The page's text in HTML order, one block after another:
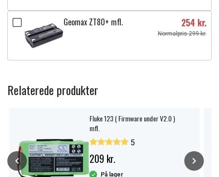
Geomax ZT80+ mfl. 254 kr.
Normalpris 299 kr.
Relaterede produkter
Fluke 123 ( Firmware under V2.0 )
mfl.
5
209 kr.
På lager